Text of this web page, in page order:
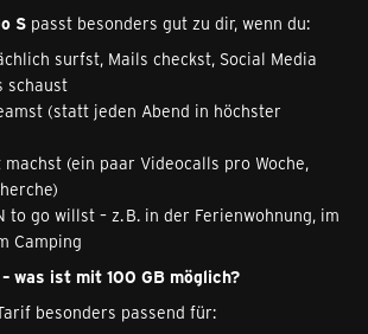
S passt besonders gut zu dir, wenn du:
surfst, Mails checkst, Social Media
schaust
(statt jeden Abend in höchster
(ein paar Videocalls pro Woche,
to go willst – z. B. in der Ferienwohnung, im
Camping
was ist mit 100 GB möglich?
besonders passend für: